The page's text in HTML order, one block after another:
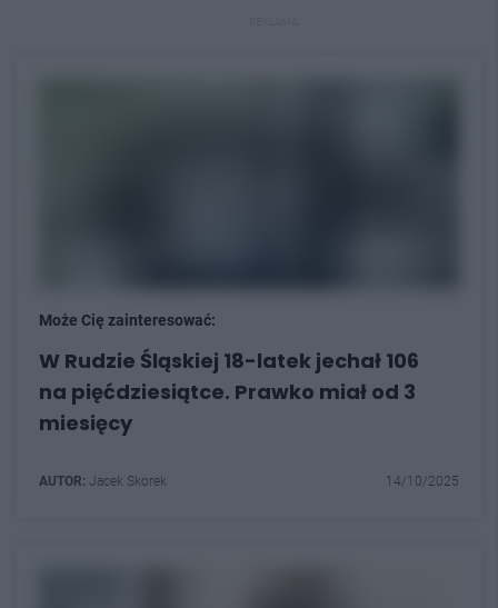
Może Cię zainteresować:
W Rudzie Śląskiej 18-latek jechał 106
na pięćdziesiątce. Prawko miał od 3
miesięcy
AUTOR: Jacek Skorek 14/10/2025